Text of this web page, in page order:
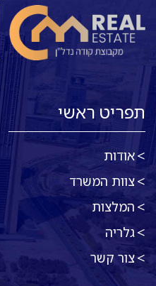
תפריט ראשי
אודות
צוות המשרד
המלצות
גלריה
צור קשר